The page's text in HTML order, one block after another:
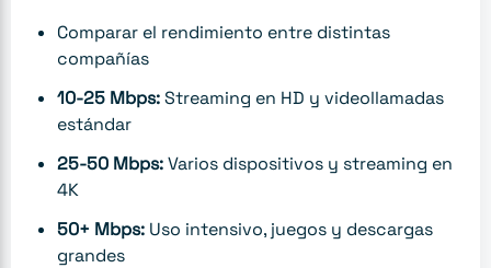
Comparar el rendimiento entre distintas
compañías
10-25 Mbps:Streaming en HD y videollamadas
estándar
25-50 Mbps:Varios dispositivos y streaming en
4K
50+ Mbps: Uso intensivo, juegos y descargas
grandes